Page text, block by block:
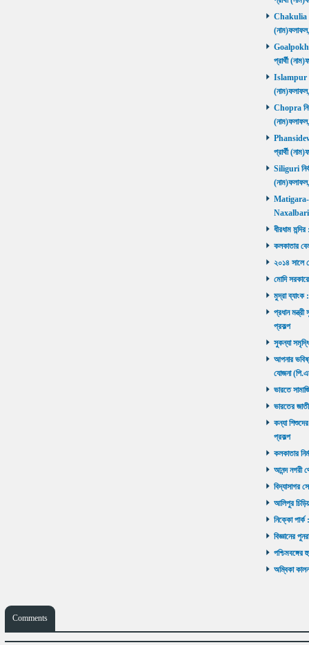
Chakulia
প্রার্থী
Islampur
Chopra
প্রার্থী
Siliguri
Matigara-
Naxalbari
ধীরধাম
কলকাতার
২০১৪ সালে
মোদি
মুদ্রা ব্যাংক
প্রধান
প্রকল্প
সুকন্যা
আপনার
যোজনা
ভারতে
ভারতের
কন্যা
প্রকল্প
কলকাতার
আনন্দ নগরী
বিদ্যাসাগর
আলিপুর
নিক্কো পার্ক
বিজ্ঞানের
পশ্চিমবঙ্গের
অম্বিকা
Comments